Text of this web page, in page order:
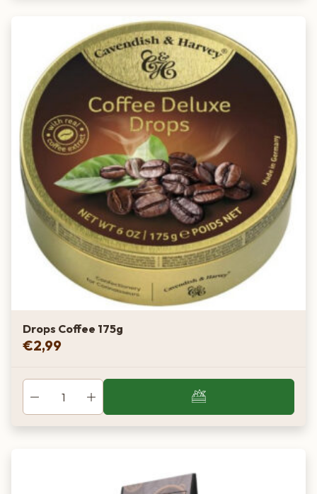
Drops Coffee 175g
€2,99